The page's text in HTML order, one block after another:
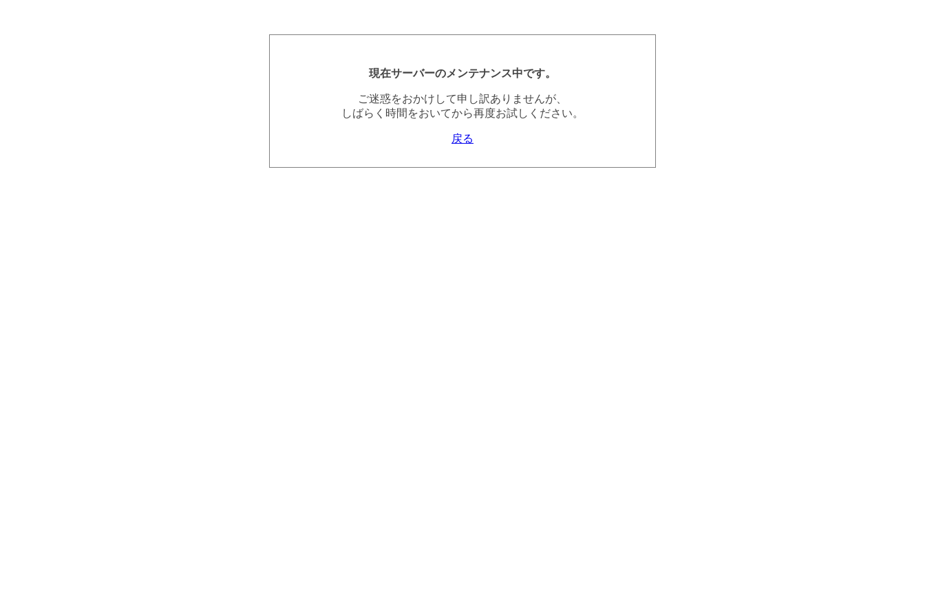
現在サーバーのメンテナンス中です。
ご迷惑をおかけして申し訳ありませんが、
しばらく時間をおいてから再度お試しください。
戻る